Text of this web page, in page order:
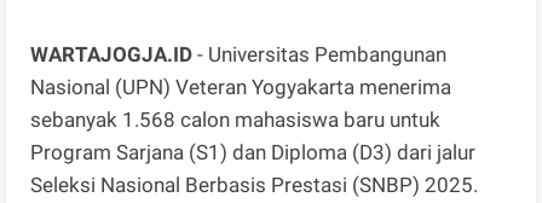
WARTAJOGJA.ID - Universitas Pembangunan
Nasional (UPN) Veteran Yogyakarta menerima
sebanyak 1.568 calon mahasiswa baru untuk
Program Sarjana (S1) dan Diploma (D3) dari jalur
Seleksi Nasional Berbasis Prestasi (SNBP) 2025.